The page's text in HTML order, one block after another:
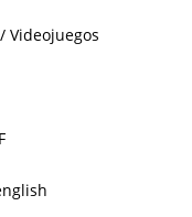
Videojuegos